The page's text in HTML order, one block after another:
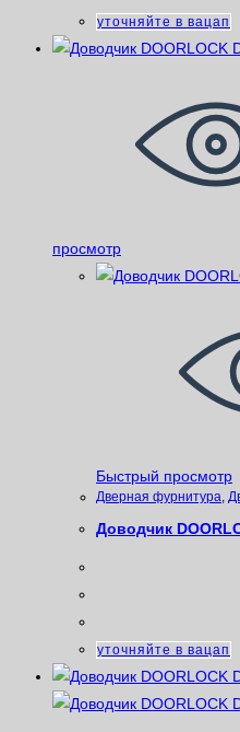
уточняйте в вацап
просмотр
Быстрый просмотр
Дверная фурнитура
Доводчик
уточняйте в вацап